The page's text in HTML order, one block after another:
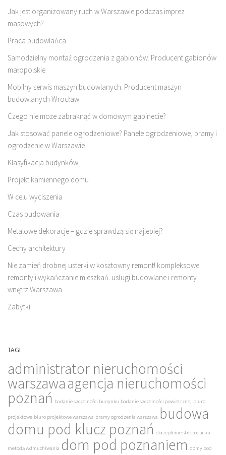
Jak jest organizowany ruch w Warszawie podczas imprez
masowych?
Praca budowlańca
Samodzielny montaż ogrodzenia z gabionów. Producent gabionów
małopolskie
Mobilny serwis maszyn budowlanych. Producent maszyn
budowlanych Wrocław
Czego nie może zabraknąć w domowym gabinecie?
Jak stosować panele ogrodzeniowe? Panele ogrodzeniowe, bramy i
ogrodzenie w Warszawie
Klasyfikacja budynków
Projekt kamiennego domu
W celu wyciszenia
Czas budowania
Metalowe dekoracje – gdzie sprawdzą się najlepiej?
Cechy architektury
Nie zamień drobnej usterki w kosztowny remont! kompleksowe
remonty i wykańczanie mieszkań. usługi budowlane i remonty
wnętrz Warszawa
Zabytki
TAGI
administrator nieruchomości
warszawaagencja nieruchomości
poznań badanie szczelności budynku badanie szczelności powietrznej biuro
projektowe biuro projektowe warszawa bramy ogrodzenia warszawa budowa
domu pod klucz poznań docieplenie stropodachu
metodą wdmuchiwania dom pod poznaniem domy pod